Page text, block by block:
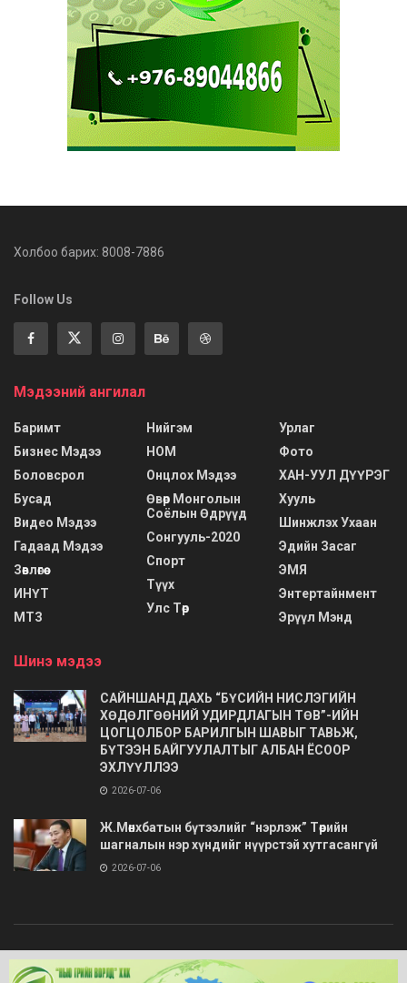
Холбоо барих: 8008-7886
Follow Us
Мэдээний ангилал
Баримт
Бизнес Мэдээ
Боловсрол
Бусад
Видео Мэдээ
Гадаад Мэдээ
Зөвлөгөө
ИНҮТ
МТЗ
Нийгэм
НОМ
Онцлох Мэдээ
Өвөр Монголын
Соёлын Өдрүүд
Сонгууль-2020
Спорт
Түүх
Улс Төр
Урлаг
Фото
ХАН-УУЛ ДҮҮРЭГ
Хууль
Шинжлэх Ухаан
Эдийн Засаг
ЭМЯ
Энтертайнмент
Эрүүл Мэнд
Шинэ мэдээ
САЙНШАНД ДАХЬ “БҮСИЙН НИСЛЭГИЙН
ХӨДӨЛГӨӨНИЙ УДИРДЛАГЫН ТӨВ”-ИЙН
ЦОГЦОЛБОР БАРИЛГЫН ШАВЫГ ТАВЬЖ,
БҮТЭЭН БАЙГУУЛАЛТЫГ АЛБАН ЁСООР
ЭХЛҮҮЛЛЭЭ
2026-07-06
Ж.Мөнхбатын бүтээлийг “нэрлэж” Төрийн
шагналын нэр хүндийг нүүрстэй хутгасангүй
2026-07-06
© 2020 Barimt.com- Зохиогчийн эрх хуулиар хамгаалагдсан. Загварыг